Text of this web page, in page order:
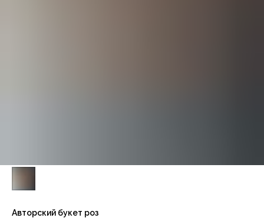
Авторский букет роз